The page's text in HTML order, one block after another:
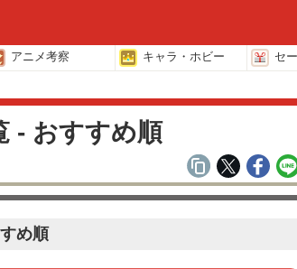
アニメ考察 キャラ・ホビー セ
- おすすめ順
め順